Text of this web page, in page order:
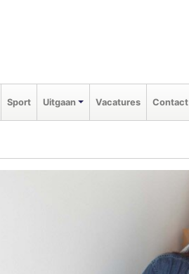
Sport Uitgaan Vacatures Contact